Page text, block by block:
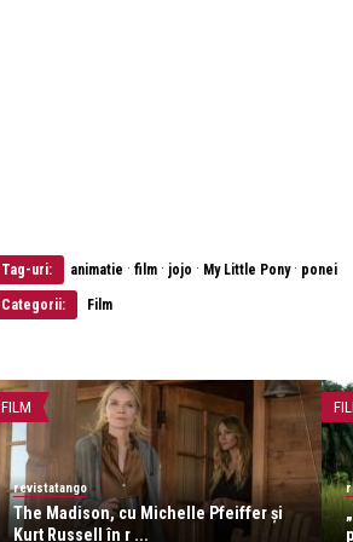
Tag-uri: animatie · film · jojo · My Little Pony· ponei
Categorii: Film
FILM
revistatango
The Madison, cu Michelle Pfeiffer și
Kurt Russell în r ...